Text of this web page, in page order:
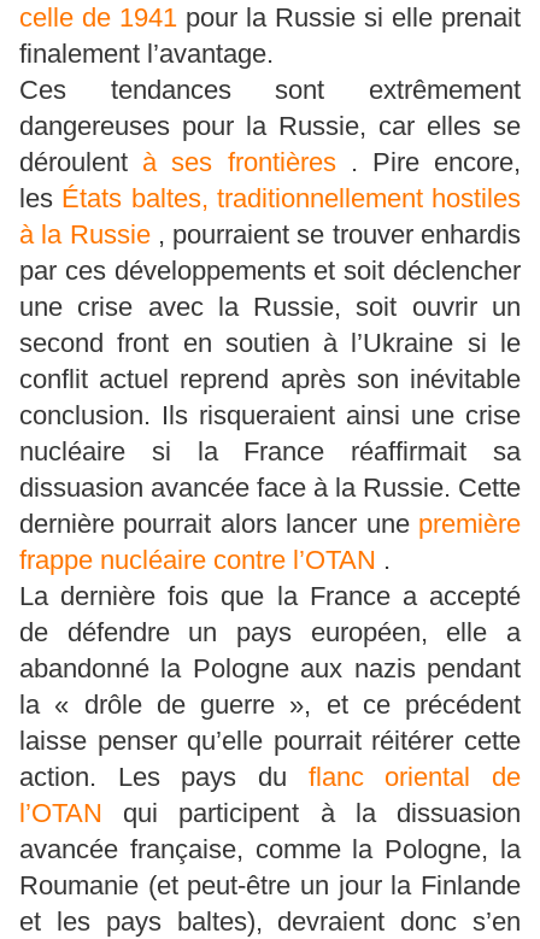
celle de 1941 pour la Russie si elle prenait
finalement l’avantage.
Ces tendances sont extrêmement
dangereuses pour la Russie, car elles se
déroulent à ses frontières . Pire encore,
les États baltes, traditionnellement hostiles
à la Russie , pourraient se trouver enhardis
par ces développements et soit déclencher
une crise avec la Russie, soit ouvrir un
second front en soutien à l’Ukraine si le
conflit actuel reprend après son inévitable
conclusion. Ils risqueraient ainsi une crise
nucléaire si la France réaffirmait sa
dissuasion avancée face à la Russie. Cette
dernière pourrait alors lancer une première
frappe nucléaire contre l’OTAN .
La dernière fois que la France a accepté
de défendre un pays européen, elle a
abandonné la Pologne aux nazis pendant
la « drôle de guerre », et ce précédent
laisse penser qu’elle pourrait réitérer cette
action. Les pays du flanc oriental de
l’OTAN qui participent à la dissuasion
avancée française, comme la Pologne, la
Roumanie (et peut-être un jour la Finlande
et les pays baltes), devraient donc s’en